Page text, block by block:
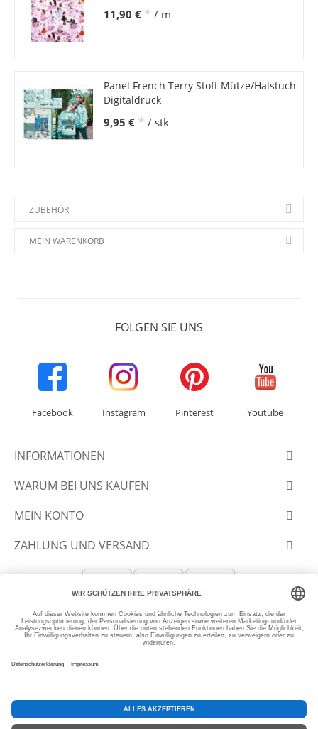
11,90 € * / m
Panel French Terry Stoff Mütze/Halstuch
Digitaldruck
9,95 € * / stk
ZUBEHÖR
MEIN WARENKORB
FOLGEN SIE UNS
Facebook Instagram Pinterest Youtube
INFORMATIONEN
WARUM BEI UNS KAUFEN
MEIN KONTO
ZAHLUNG UND VERSAND